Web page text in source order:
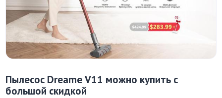
Пылесос Dreame V11 можно купить с
большой скидкой